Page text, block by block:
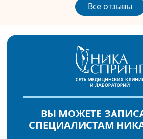
Все отзывы
ВЫ МОЖЕТЕ
СПЕЦИАЛИСТАМ